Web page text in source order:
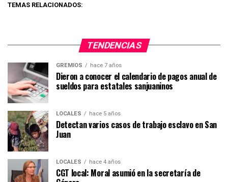
TEMAS RELACIONADOS:
TENDENCIAS
GREMIOS hace 7 años
Dieron a conocer el calendario de pagos anual de
sueldos para estatales sanjuaninos
LOCALES hace 5 años
Detectan varios casos de trabajo esclavo en San
Juan
LOCALES hace 4 años
CGT local: Moral asumió en la secretaría de